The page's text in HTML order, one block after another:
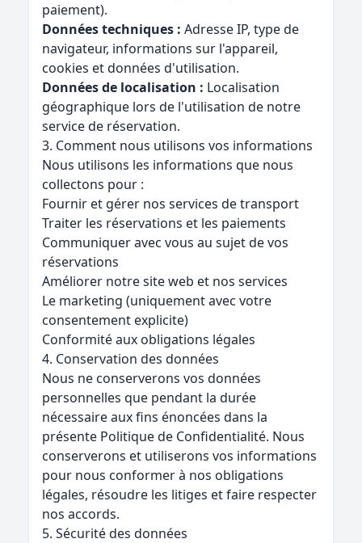
paiement).
Données techniques : Adresse IP, type de
navigateur, informations sur l'appareil,
cookies et données d'utilisation.
Données de localisation : Localisation
géographique lors de l'utilisation de notre
service de réservation.
3. Comment nous utilisons vos informations
Nous utilisons les informations que nous
collectons pour :
Fournir et gérer nos services de transport
Traiter les réservations et les paiements
Communiquer avec vous au sujet de vos
réservations
Améliorer notre site web et nos services
Le marketing (uniquement avec votre
consentement explicite)
Conformité aux obligations légales
4. Conservation des données
Nous ne conserverons vos données
personnelles que pendant la durée
nécessaire aux fins énoncées dans la
présente Politique de Confidentialité. Nous
conserverons et utiliserons vos informations
pour nous conformer à nos obligations
légales, résoudre les litiges et faire respecter
nos accords.
5. Sécurité des données